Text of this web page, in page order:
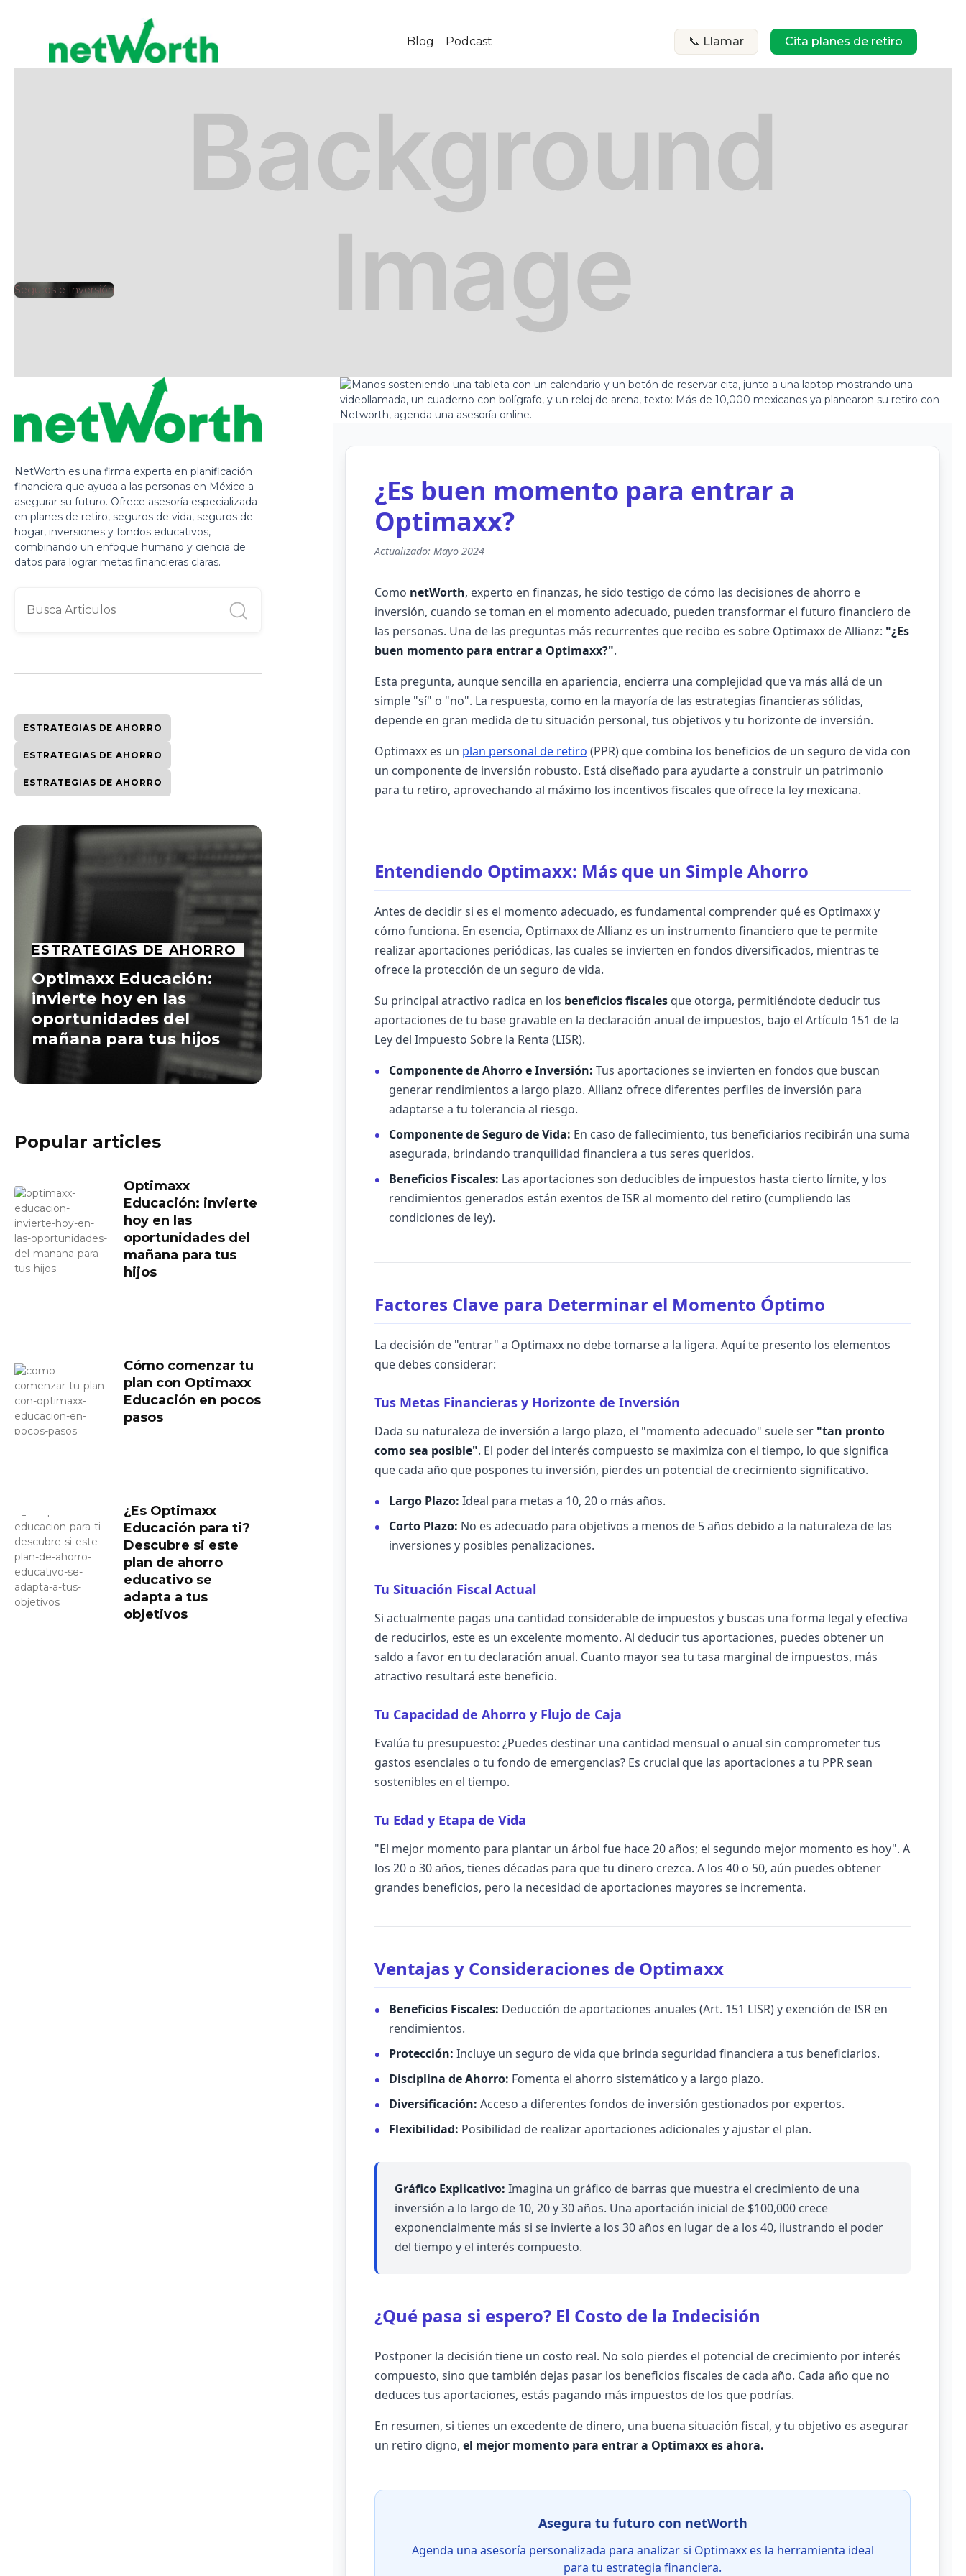
Blog Podcast 📞 Llamar Cita planes de retiro
SEGUROS E INVERSIÓN
Seguros e Inversión
NetWorth es una firma experta en planificación
financiera que ayuda a las personas en México a
asegurar su futuro. Ofrece asesoría especializada
en planes de retiro, seguros de vida, seguros de
hogar, inversiones y fondos educativos,
combinando un enfoque humano y ciencia de
datos para lograr metas financieras claras.
ESTRATEGIAS DE AHORRO
ESTRATEGIAS DE AHORRO
ESTRATEGIAS DE AHORRO
ESTRATEGIAS DE AHORRO
Optimaxx Educación:
invierte hoy en las
oportunidades del
mañana para tus hijos
Popular articles
Optimaxx
Educación: invierte
hoy en las
oportunidades del
mañana para tus
hijos
Cómo comenzar tu
plan con Optimaxx
Educación en pocos
pasos
¿Es Optimaxx
Educación para ti?
Descubre si este
plan de ahorro
educativo se
adapta a tus
objetivos
¿Es buen momento para entrar a
Optimaxx?
Actualizado: Mayo 2024
Como netWorth, experto en finanzas, he sido testigo de cómo las decisiones de ahorro e
inversión, cuando se toman en el momento adecuado, pueden transformar el futuro financiero de
las personas. Una de las preguntas más recurrentes que recibo es sobre Optimaxx de Allianz: "¿Es
buen momento para entrar a Optimaxx?".
Esta pregunta, aunque sencilla en apariencia, encierra una complejidad que va más allá de un
simple "sí" o "no". La respuesta, como en la mayoría de las estrategias financieras sólidas,
depende en gran medida de tu situación personal, tus objetivos y tu horizonte de inversión.
Optimaxx es un plan personal de retiro (PPR) que combina los beneficios de un seguro de vida con
un componente de inversión robusto. Está diseñado para ayudarte a construir un patrimonio
para tu retiro, aprovechando al máximo los incentivos fiscales que ofrece la ley mexicana.
Entendiendo Optimaxx: Más que un Simple Ahorro
Antes de decidir si es el momento adecuado, es fundamental comprender qué es Optimaxx y
cómo funciona. En esencia, Optimaxx de Allianz es un instrumento financiero que te permite
realizar aportaciones periódicas, las cuales se invierten en fondos diversificados, mientras te
ofrece la protección de un seguro de vida.
Su principal atractivo radica en los beneficios fiscales que otorga, permitiéndote deducir tus
aportaciones de tu base gravable en la declaración anual de impuestos, bajo el Artículo 151 de la
Ley del Impuesto Sobre la Renta (LISR).
Componente de Ahorro e Inversión: Tus aportaciones se invierten en fondos que buscan
generar rendimientos a largo plazo. Allianz ofrece diferentes perfiles de inversión para
adaptarse a tu tolerancia al riesgo.
Componente de Seguro de Vida: En caso de fallecimiento, tus beneficiarios recibirán una suma
asegurada, brindando tranquilidad financiera a tus seres queridos.
Beneficios Fiscales: Las aportaciones son deducibles de impuestos hasta cierto límite, y los
rendimientos generados están exentos de ISR al momento del retiro (cumpliendo las
condiciones de ley).
Factores Clave para Determinar el Momento Óptimo
La decisión de "entrar" a Optimaxx no debe tomarse a la ligera. Aquí te presento los elementos
que debes considerar:
Tus Metas Financieras y Horizonte de Inversión
Dada su naturaleza de inversión a largo plazo, el "momento adecuado" suele ser "tan pronto
como sea posible". El poder del interés compuesto se maximiza con el tiempo, lo que significa
que cada año que pospones tu inversión, pierdes un potencial de crecimiento significativo.
Largo Plazo: Ideal para metas a 10, 20 o más años.
Corto Plazo: No es adecuado para objetivos a menos de 5 años debido a la naturaleza de las
inversiones y posibles penalizaciones.
Tu Situación Fiscal Actual
Si actualmente pagas una cantidad considerable de impuestos y buscas una forma legal y efectiva
de reducirlos, este es un excelente momento. Al deducir tus aportaciones, puedes obtener un
saldo a favor en tu declaración anual. Cuanto mayor sea tu tasa marginal de impuestos, más
atractivo resultará este beneficio.
Tu Capacidad de Ahorro y Flujo de Caja
Evalúa tu presupuesto: ¿Puedes destinar una cantidad mensual o anual sin comprometer tus
gastos esenciales o tu fondo de emergencias? Es crucial que las aportaciones a tu PPR sean
sostenibles en el tiempo.
Tu Edad y Etapa de Vida
"El mejor momento para plantar un árbol fue hace 20 años; el segundo mejor momento es hoy". A
los 20 o 30 años, tienes décadas para que tu dinero crezca. A los 40 o 50, aún puedes obtener
grandes beneficios, pero la necesidad de aportaciones mayores se incrementa.
Ventajas y Consideraciones de Optimaxx
Beneficios Fiscales: Deducción de aportaciones anuales (Art. 151 LISR) y exención de ISR en
rendimientos.
Protección: Incluye un seguro de vida que brinda seguridad financiera a tus beneficiarios.
Disciplina de Ahorro: Fomenta el ahorro sistemático y a largo plazo.
Diversificación: Acceso a diferentes fondos de inversión gestionados por expertos.
Flexibilidad: Posibilidad de realizar aportaciones adicionales y ajustar el plan.
Gráfico Explicativo: Imagina un gráfico de barras que muestra el crecimiento de una
inversión a lo largo de 10, 20 y 30 años. Una aportación inicial de $100,000 crece
exponencialmente más si se invierte a los 30 años en lugar de a los 40, ilustrando el poder
del tiempo y el interés compuesto.
¿Qué pasa si espero? El Costo de la Indecisión
Postponer la decisión tiene un costo real. No solo pierdes el potencial de crecimiento por interés
compuesto, sino que también dejas pasar los beneficios fiscales de cada año. Cada año que no
deduces tus aportaciones, estás pagando más impuestos de los que podrías.
En resumen, si tienes un excedente de dinero, una buena situación fiscal, y tu objetivo es asegurar
un retiro digno, el mejor momento para entrar a Optimaxx es ahora.
Asegura tu futuro con netWorth
Agenda una asesoría personalizada para analizar si Optimaxx es la herramienta ideal
para tu estrategia financiera.